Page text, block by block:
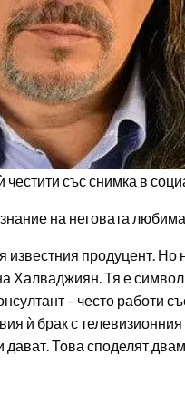
честити със снимка в
на неговата
продуцент. Но
Халваджиян. Тя е символ
– често работи
ѝ брак с
дават. Това споделят